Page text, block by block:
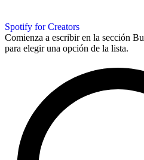
Spotify for Creators
Comienza a escribir en la sección
para elegir una opción de la lista.